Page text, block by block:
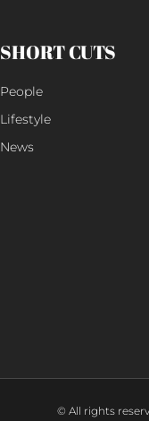
SHORT CUTS
People
Lifestyle
News
© All rights